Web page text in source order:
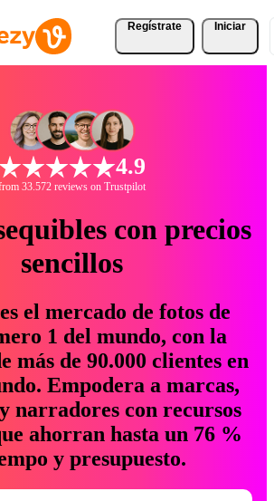
Regístrate Iniciar
4.9
33.572 reviews on Trustpilot
con precios
sencillos
el mercado de fotos de
1 del mundo, con la
más de 90.000 clientes en
Empodera a marcas,
narradores con recursos
ahorran hasta un 76 %
y presupuesto.